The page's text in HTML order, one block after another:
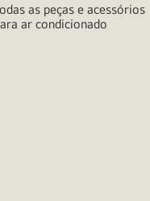
as peças e acessórios
ar condicionado